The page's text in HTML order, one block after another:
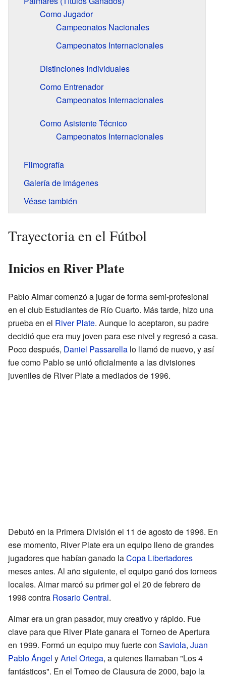
Como Jugador
Campeonatos Nacionales
Campeonatos Internacionales
Distinciones Individuales
Como Entrenador
Campeonatos Internacionales
Como Asistente Técnico
Campeonatos Internacionales
Filmografía
Galería de imágenes
Véase también
Trayectoria en el Fútbol
Inicios en River Plate
Pablo Aimar comenzó a jugar de forma semi-profesional
en el club Estudiantes de Río Cuarto. Más tarde, hizo una
prueba en el River Plate. Aunque lo aceptaron, su padre
decidió que era muy joven para ese nivel y regresó a casa.
Poco después, Daniel Passarella lo llamó de nuevo, y así
fue como Pablo se unió oficialmente a las divisiones
juveniles de River Plate a mediados de 1996.
Debutó en la Primera División el 11 de agosto de 1996. En
ese momento, River Plate era un equipo lleno de grandes
jugadores que habían ganado laCopa Libertadores
meses antes. Al año siguiente, el equipo ganó dos torneos
locales. Aimar marcó su primer gol el 20 de febrero de
1998 contra Rosario Central.
Aimar era un gran pasador, muy creativo y rápido. Fue
clave para que River Plate ganara el Torneo de Apertura
en 1999. Formó un equipo muy fuerte con Saviola, Juan
Pablo Ángel yAriel Ortega, a quienes llamaban "Los 4
fantásticos". En el Torneo de Clausura de 2000, bajo la